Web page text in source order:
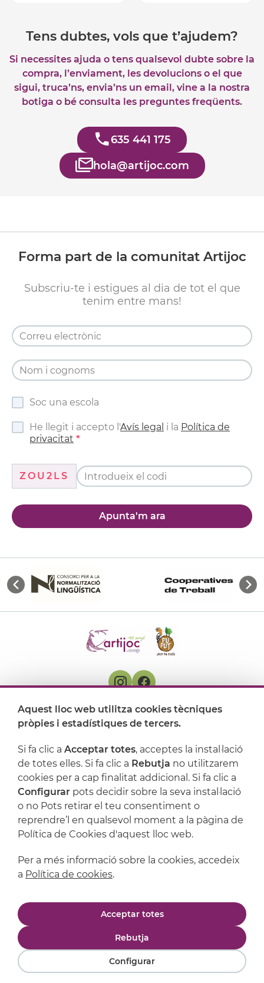
Tens dubtes, vols que t’ajudem?
Si necessites ajuda o tens qualsevol dubte sobre la
compra, l’enviament, les devolucions o el que
sigui, truca’ns, envia’ns un email, vine a la nostra
botiga o bé consulta les preguntes freqüents.
635 441 175
hola@artijoc.com
Forma part de la comunitat Artijoc
Subscriu-te i estigues al dia de tot el que
tenim entre mans!
Soc una escola
He llegit i accepto l'Avís legal i la Política de
privacitat
ZOU2LS
Apunta'm ara
On ens trobem
Suport
Política de privacitat
Powered byComertis
Aquest lloc web utilitza cookies tècniques
pròpies i estadístiques de tercers.
Si fa clic a Acceptar totes, acceptes la instal·lació
de totes elles. Si fa clic a Rebutja no utilitzarem
cookies per a cap finalitat addicional. Si fa clic a
Configurar pots decidir sobre la seva instal·lació
o no Pots retirar el teu consentiment o
reprendre’l en qualsevol moment a la pàgina de
Política de Cookies d'aquest lloc web.
Per a més informació sobre la cookies, accedeix
a Política de cookies.
Acceptar totes
Rebutja
Configurar